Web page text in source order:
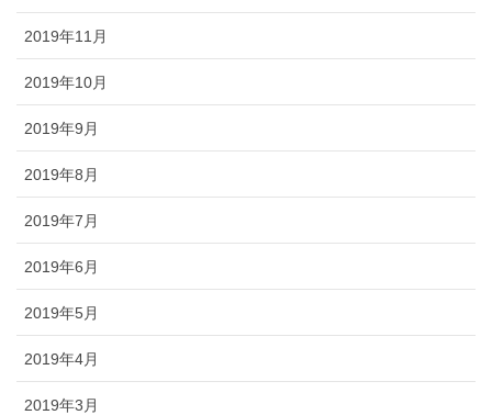
2019年11月
2019年10月
2019年9月
2019年8月
2019年7月
2019年6月
2019年5月
2019年4月
2019年3月